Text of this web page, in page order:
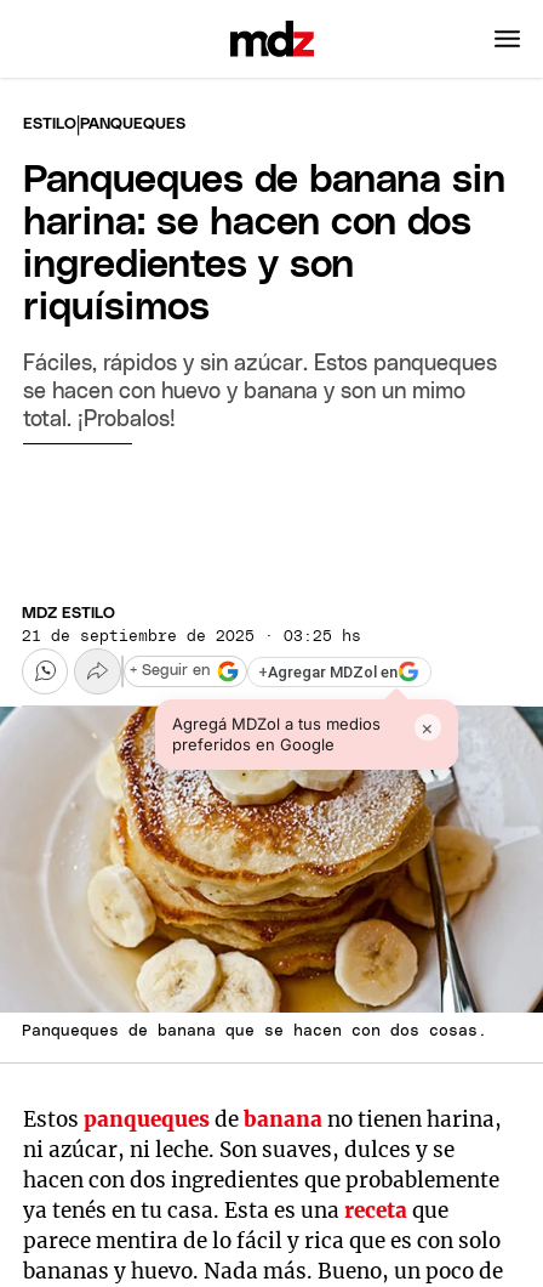
ESTILO |PANQUEQUES
Panqueques de banana sin
harina: se hacen con dos
ingredientes y son
riquísimos
Fáciles, rápidos y sin azúcar. Estos panqueques
se hacen con huevo y banana y son un mimo
total. ¡Probalos!
MDZ ESTILO
21 de septiembre de 2025 · 03:25 hs
+Agregar MDZol en
Agregá MDZol a tus medios
preferidos en Google
×
+ Seguir en
Panqueques de banana que se hacen con dos cosas.
Estospanquequesdebananano tienen harina,
ni azúcar, ni leche. Son suaves, dulces y se
hacen con dos ingredientes que probablemente
ya tenés en tu casa. Esta es una recetaque
parece mentira de lo fácil y rica que es con solo
bananas y huevo. Nada más. Bueno, un poco de